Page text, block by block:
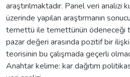
araştırılmaktadır. Panel veri analizi
üzerinde yapılan araştırmanın
temettü ile temettünün ödeneceği
pazar değeri arasında pozitif bir
teorisinin bu çalışmada geçerli
Anahtar kelime: kar dağıtım